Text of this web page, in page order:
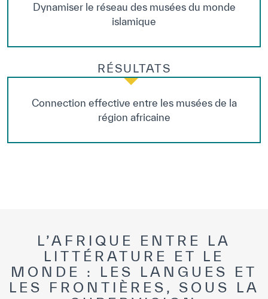
Dynamiser le réseau des musées du monde
islamique
RÉSULTATS
Connection effective entre les musées de la
région africaine
L’AFRIQUE ENTRE LA
LITTÉRATURE ET LE
MONDE : LES LANGUES ET
LES FRONTIÈRES, SOUS LA